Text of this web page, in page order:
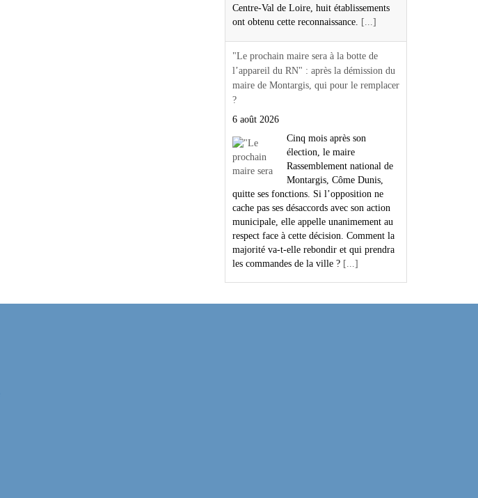
Centre-Val de Loire, huit établissements
ont obtenu cette reconnaissance.
[...]
"Le prochain maire sera à la botte de
l’appareil du RN" : après la démission du
maire de Montargis, qui pour le remplacer
?
6 août 2026
Cinq mois après son
élection, le maire
Rassemblement national de
Montargis, Côme Dunis,
quitte ses fonctions. Si l’opposition ne
cache pas ses désaccords avec son action
municipale, elle appelle unanimement au
respect face à cette décision. Comment la
majorité va-t-elle rebondir et qui prendra
les commandes de la ville ? [...]